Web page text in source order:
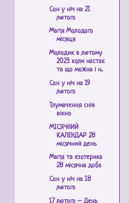
Сон у ніч на 21
лютого
Магія Молодого
місяця
Молодик в лютому
2023: коли настає
та що можна і н...
Сон у ніч на 19
лютого
Тлумачення снів
вікно
МІСЯЧНИЙ
КАЛЕНДАР 28
місячний день
Магія та езотерика
28 місячна доба
Сон у ніч на 18
лютого
17 лютого – День